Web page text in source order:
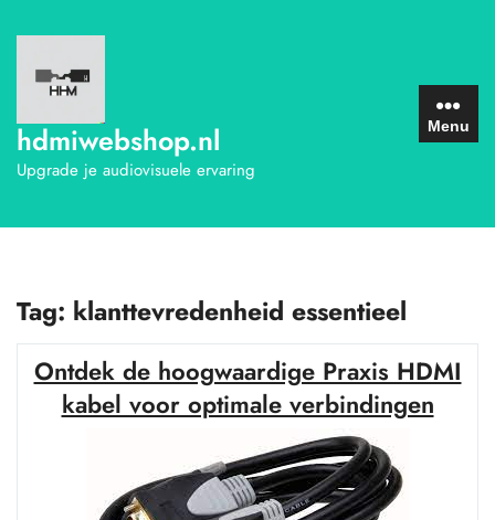
naar
inhoud
hdmiwebshop.nl
Upgrade je audiovisuele ervaring
Menu
Tag: klanttevredenheid essentieel
Ontdek de hoogwaardige Praxis HDMI
kabel voor optimale verbindingen